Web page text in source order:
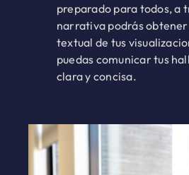
preparado para todos, a
narrativa podrás obtener
textual de tus
puedas comunicar tus
clara y concisa.